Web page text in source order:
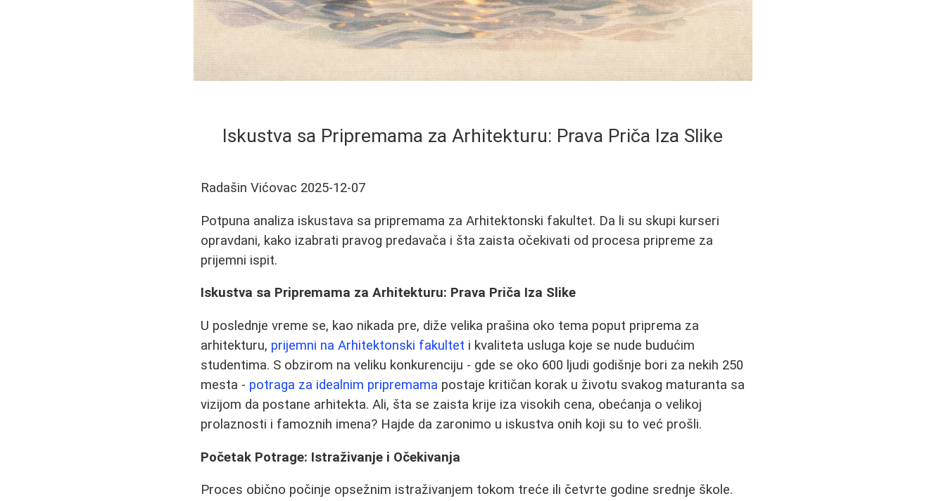
Iskustva sa Pripremama za Arhitekturu: Prava Priča Iza Slike
Radašin Vićovac 2025-12-07
Potpuna analiza iskustava sa pripremama za Arhitektonski fakultet. Da li su skupi kurseri
opravdani, kako izabrati pravog predavača i šta zaista očekivati od procesa pripreme za
prijemni ispit.
Iskustva sa Pripremama za Arhitekturu: Prava Priča Iza Slike
U poslednje vreme se, kao nikada pre, diže velika prašina oko tema poput priprema za
arhitekturu, prijemni na Arhitektonski fakultet i kvaliteta usluga koje se nude budućim
studentima. S obzirom na veliku konkurenciju - gde se oko 600 ljudi godišnje bori za nekih 250
mesta - potraga za idealnim pripremama postaje kritičan korak u životu svakog maturanta sa
vizijom da postane arhitekta. Ali, šta se zaista krije iza visokih cena, obećanja o velikoj
prolaznosti i famoznih imena? Hajde da zaronimo u iskustva onih koji su to već prošli.
Početak Potrage: Istraživanje i Očekivanja
Proces obično počinje opsežnim istraživanjem tokom treće ili četvrte godine srednje škole.